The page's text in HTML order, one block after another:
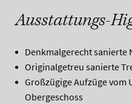
Ausstattungs-
Denkmalgerecht sanierte
Originalgetreu sanierte
Großzügige Aufzüge vom
Obergeschoss